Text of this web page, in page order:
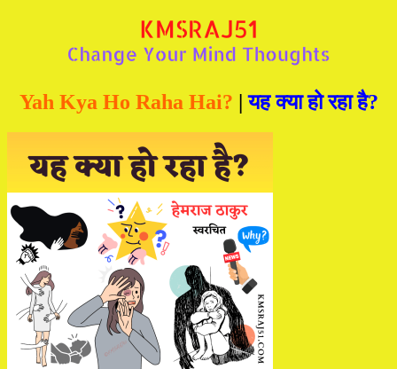
Yah Kya Ho Raha Hai? |यह क्या हो रहा है?